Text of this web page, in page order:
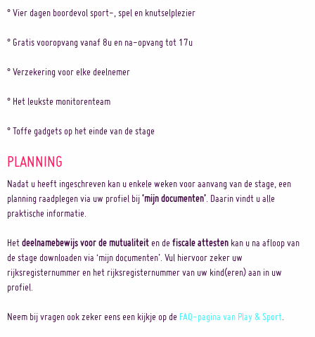
° Vier dagen boordevol sport-, spel en knutselplezier
° Gratis vooropvang vanaf 8u en na-opvang tot 17u
° Verzekering voor elke deelnemer
° Het leukste monitorenteam
° Toffe gadgets op het einde van de stage
PLANNING
Nadat u heeft ingeschreven kan u enkele weken voor aanvang van de stage, een
planning raadplegen via uw profiel bij‘mijn documenten’. Daarin vindt u alle
praktische informatie.
Hetdeelnamebewijs voor de mutualiteit en defiscale attesten kan u na afloop van
de stage downloaden via ‘mijn documenten’. Vul hiervoor zeker uw
rijksregisternummer en het rijksregisternummer van uw kind(eren) aan in uw
profiel.
Neem bij vragen ook zeker eens een kijkje op de FAQ-pagina van Play & Sport.